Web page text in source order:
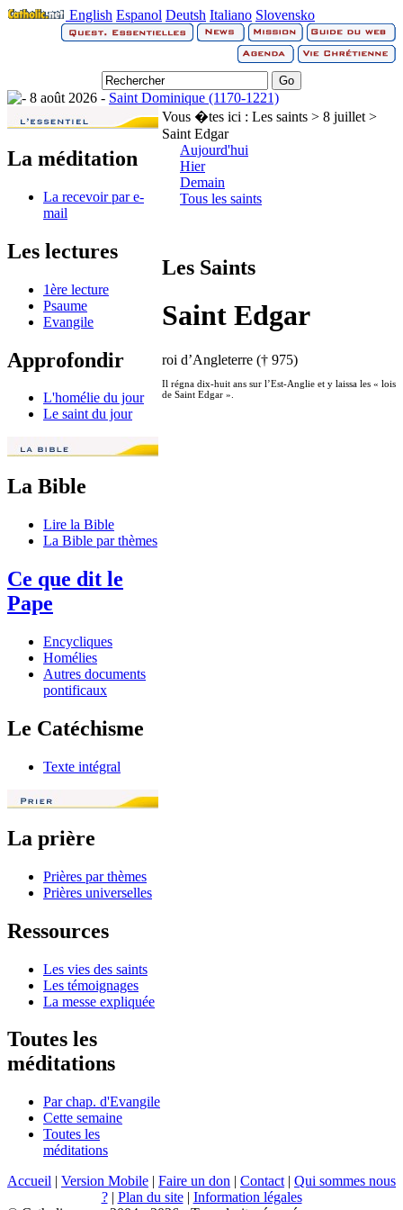
English Espanol Deutsh Italiano Slovensko
8 août 2026 - Saint Dominique (1170-1221)
La méditation
La recevoir par e-
mail
Les lectures
1ère lecture
Psaume
Evangile
Approfondir
L'homélie du jour
Le saint du jour
La Bible
Lire la Bible
La Bible par thèmes
Ce que dit le
Pape
Encycliques
Homélies
Autres documents
pontificaux
Le Catéchisme
Texte intégral
La prière
Prières par thèmes
Prières universelles
Ressources
Les vies des saints
Les témoignages
La messe expliquée
Toutes les
méditations
Par chap. d'Evangile
Cette semaine
Toutes les
méditations
Vous �tes ici : Les saints > 8 juillet >
Saint Edgar
Aujourd'hui
Hier
Demain
Tous les saints
Les Saints
Saint Edgar
roi d’Angleterre († 975)
Il régna dix-huit ans sur l’Est-Anglie et y laissa les « lois
de Saint Edgar ».
Accueil | Version Mobile | Faire un don | Contact | Qui sommes nous
?| Plan du site| Information légales